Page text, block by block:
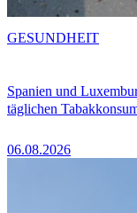
Spanien und
täglichen
06.08.2026
GESUNDHEIT